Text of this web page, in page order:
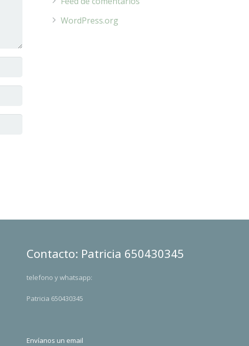
WordPress.org
Contacto: Patricia 650430345
telefono y whatsapp:
Patricia 650430345
Envíanos un email